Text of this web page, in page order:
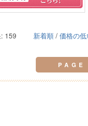
159 新着順 / 価格の